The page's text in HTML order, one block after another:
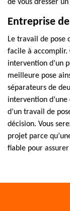
de vous dresser
Entreprise
Le travail de pose
facile à accomplir.
intervention d’un
meilleure pose
séparateurs de
intervention
d’un travail de
décision. Vous
projet parce
fiable pour